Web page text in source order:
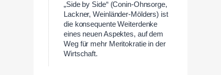
„Side by Side“ (Conin-Ohnsorge,
Lackner, Weinländer-Mölders) ist
die konsequente Weiterdenke
eines neuen Aspektes, auf dem
Weg für mehr Meritokratie in der
Wirtschaft.